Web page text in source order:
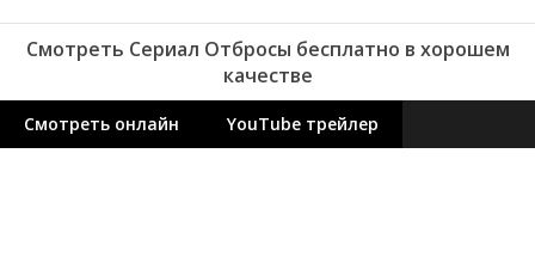
Смотреть Сериал Отбросы бесплатно в хорошем
качестве
Смотреть онлайн YouTube трейлер